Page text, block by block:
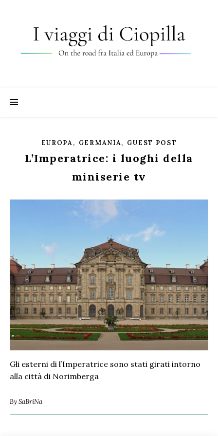
EUROPA, GERMANIA, GUEST POST
L’Imperatrice: i luoghi della
miniserie tv
Gli esterni di l’Imperatrice sono stati girati intorno
alla città di Norimberga
By SaBriNa